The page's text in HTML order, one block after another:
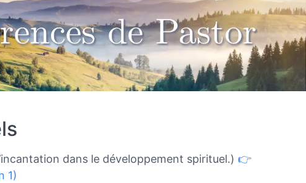
dans le développement spirituel.) 👉
1)